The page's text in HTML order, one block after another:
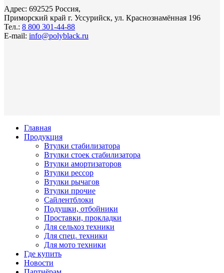
Адрес: 692525 Россия,
Приморский край г. Уссурийск, ул. Краснознамённая 196
Тел.: 8 800 301-44-88
E-mail: info@polyblack.ru
Главная
Продукция
Втулки стабилизатора
Втулки стоек стабилизатора
Втулки амортизаторов
Втулки рессор
Втулки рычагов
Втулки прочие
Сайлентблоки
Подушки, отбойники
Проставки, прокладки
Для сельхоз техники
Для спец. техники
Для мото техники
Где купить
Новости